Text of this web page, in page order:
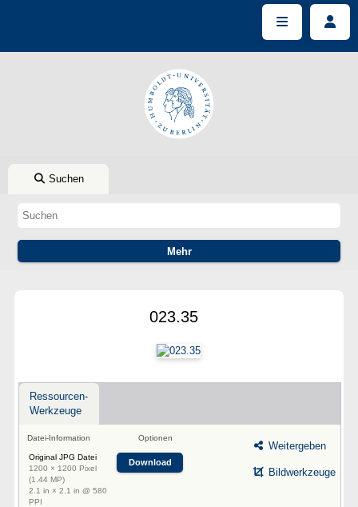
Suchen
023.35
Ressourcen-
Werkzeuge
Datei-Information Optionen
Original JPG Datei
1200 × 1200 Pixel
(1.44 MP)
2.1 in × 2.1 in @ 580
PPI
Download
Weitergeben
Bildwerkzeuge